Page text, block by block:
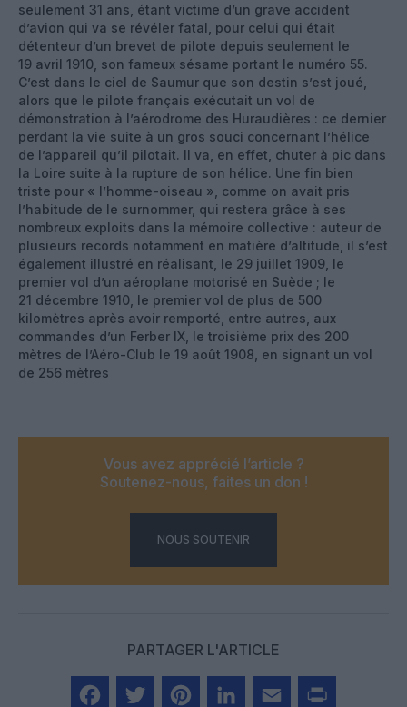
seulement 31 ans, étant victime d’un grave accident
d’avion qui va se révéler fatal, pour celui qui était
détenteur d’un brevet de pilote depuis seulement le
19 avril 1910, son fameux sésame portant le numéro 55.
C’est dans le ciel de Saumur que son destin s’est joué,
alors que le pilote français exécutait un vol de
démonstration à l’aérodrome des Huraudières : ce dernier
perdant la vie suite à un gros souci concernant l’hélice
de l’appareil qu’il pilotait. Il va, en effet, chuter à pic dans
la Loire suite à la rupture de son hélice. Une fin bien
triste pour « l’homme-oiseau », comme on avait pris
l’habitude de le surnommer, qui restera grâce à ses
nombreux exploits dans la mémoire collective : auteur de
plusieurs records notamment en matière d’altitude, il s’est
également illustré en réalisant, le 29 juillet 1909, le
premier vol d’un aéroplane motorisé en Suède ; le
21 décembre 1910, le premier vol de plus de 500
kilomètres après avoir remporté, entre autres, aux
commandes d’un Ferber IX, le troisième prix des 200
mètres de l’Aéro-Club le 19 août 1908, en signant un vol
de 256 mètres
Vous avez apprécié l’article ?
Soutenez-nous, faites un don !
NOUS SOUTENIR
PARTAGER L'ARTICLE